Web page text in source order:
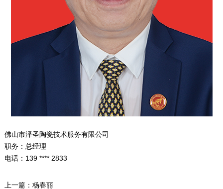
佛山市泽圣陶瓷技术服务有限公司
职务：总经理
电话：139 **** 2833
上一篇： 杨春丽